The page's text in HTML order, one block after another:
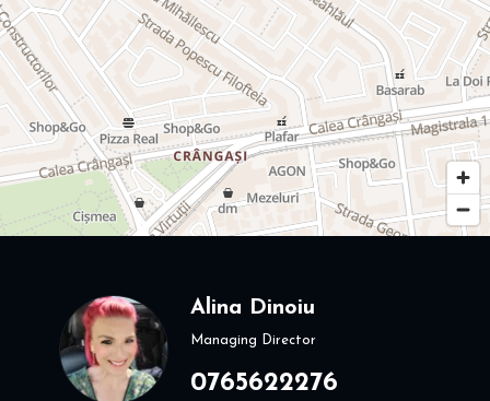
Alina Dinoiu
Managing Director
0765622276